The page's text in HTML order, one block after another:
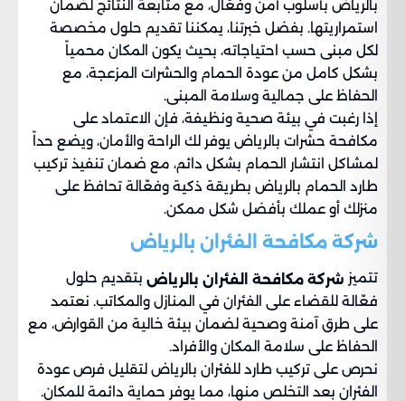
بالرياض بأسلوب آمن وفعّال، مع متابعة النتائج لضمان
استمراريتها. بفضل خبرتنا، يمكننا تقديم حلول مخصصة
لكل مبنى حسب احتياجاته، بحيث يكون المكان محمياً
بشكل كامل من عودة الحمام والحشرات المزعجة، مع
الحفاظ على جمالية وسلامة المبنى.
إذا رغبت في بيئة صحية ونظيفة، فإن الاعتماد على
مكافحة حشرات بالرياض يوفر لك الراحة والأمان، ويضع حداً
لمشاكل انتشار الحمام بشكل دائم، مع ضمان تنفيذ تركيب
طارد الحمام بالرياض بطريقة ذكية وفعّالة تحافظ على
منزلك أو عملك بأفضل شكل ممكن.
شركة مكافحة الفئران بالرياض
تتميز شركة مكافحة الفئران بالرياض بتقديم حلول
فعّالة للقضاء على الفئران في المنازل والمكاتب. نعتمد
على طرق آمنة وصحية لضمان بيئة خالية من القوارض، مع
الحفاظ على سلامة المكان والأفراد.
نحرص على تركيب طارد للفئران بالرياض لتقليل فرص عودة
الفئران بعد التخلص منها، مما يوفر حماية دائمة للمكان.